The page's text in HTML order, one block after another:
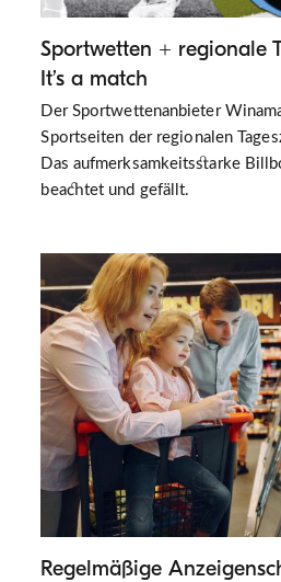
Sportwetten + regionale
It’s a match
Der Sportwettenanbieter
Sportseiten der regionalen
Das aufmerksamkeitsstarke
beachtet und gefällt.
Regelmäßige